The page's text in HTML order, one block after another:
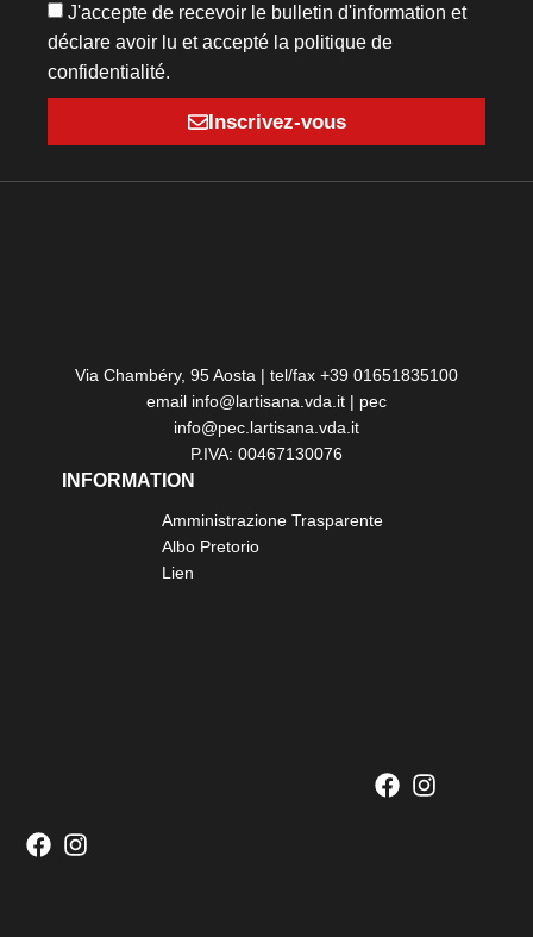
J'accepte de recevoir le bulletin d'information et
déclare avoir lu et accepté la politique de
confidentialité.
Inscrivez-vous
Via Chambéry, 95 Aosta | tel/fax +39 01651835100
email info@lartisana.vda.it | pec
info@pec.lartisana.vda.it
P.IVA: 00467130076
INFORMATION
Amministrazione Trasparente
Albo Pretorio
Lien